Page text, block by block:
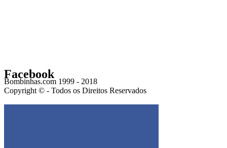
Bombinhas.com 1999 - 2018
Copyright © - Todos os Direitos Reservados
Facebook
Get the Facebook Likebox Slider Pro for WordPress